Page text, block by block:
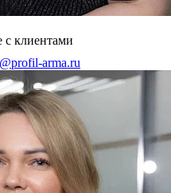
с клиентами
arma.ru